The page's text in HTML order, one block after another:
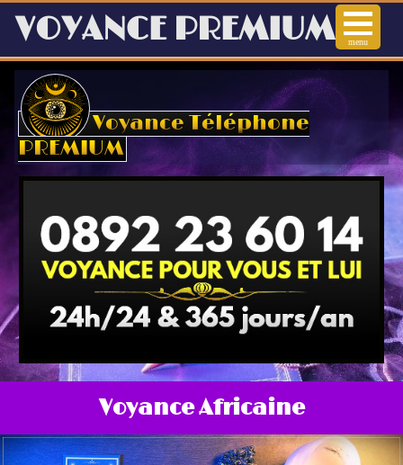
Voyance Téléphone
PREMIUM
menu
VOYANCE PREMIUM
Voyance Audiotel
Voyance téléphone
Arts Divinatoires
Horoscope en ligne
Magie Voyance
Voyance Africaine